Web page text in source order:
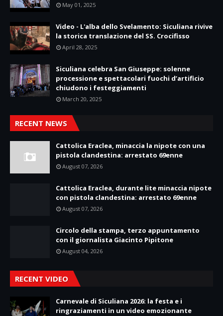
May 01, 2025
Video - L'alba dello Svelamento: Siculiana rivive
la storica translazione del SS. Crocifisso
April 28, 2025
Siculiana celebra San Giuseppe: solenne
processione e spettacolari fuochi d’artificio
chiudono i festeggiamenti
March 20, 2025
RECENT NEWS
Cattolica Eraclea, minaccia la nipote con una
pistola clandestina: arrestato 69enne
August 07, 2026
Cattolica Eraclea, durante lite minaccia nipote
con pistola clandestina: arrestato 69enne
August 07, 2026
Circolo della stampa, terzo appuntamento
con il giornalista Giacinto Pipitone
August 04, 2026
RECENT VIDEO
Carnevale di Siculiana 2026: la festa e i
ringraziamenti in un video emozionante